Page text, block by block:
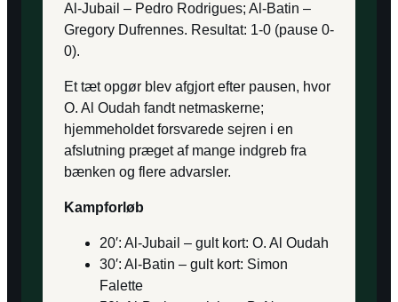
Al-Jubail – Pedro Rodrigues; Al-Batin –
Gregory Dufrennes. Resultat: 1-0 (pause 0-
0).
Et tæt opgør blev afgjort efter pausen, hvor
O. Al Oudah fandt netmaskerne;
hjemmeholdet forsvarede sejren i en
afslutning præget af mange indgreb fra
bænken og flere advarsler.
Kampforløb
20′: Al-Jubail – gult kort: O. Al Oudah
30′: Al-Batin – gult kort: Simon
Falette